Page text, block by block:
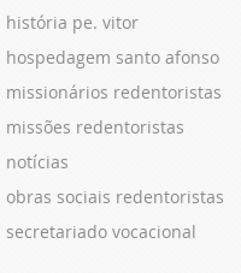
história pe. vitor
hospedagem santo afonso
missionários redentoristas
missões redentoristas
notícias
obras sociais redentoristas
secretariado vocacional